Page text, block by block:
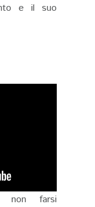
e il suo
non farsi